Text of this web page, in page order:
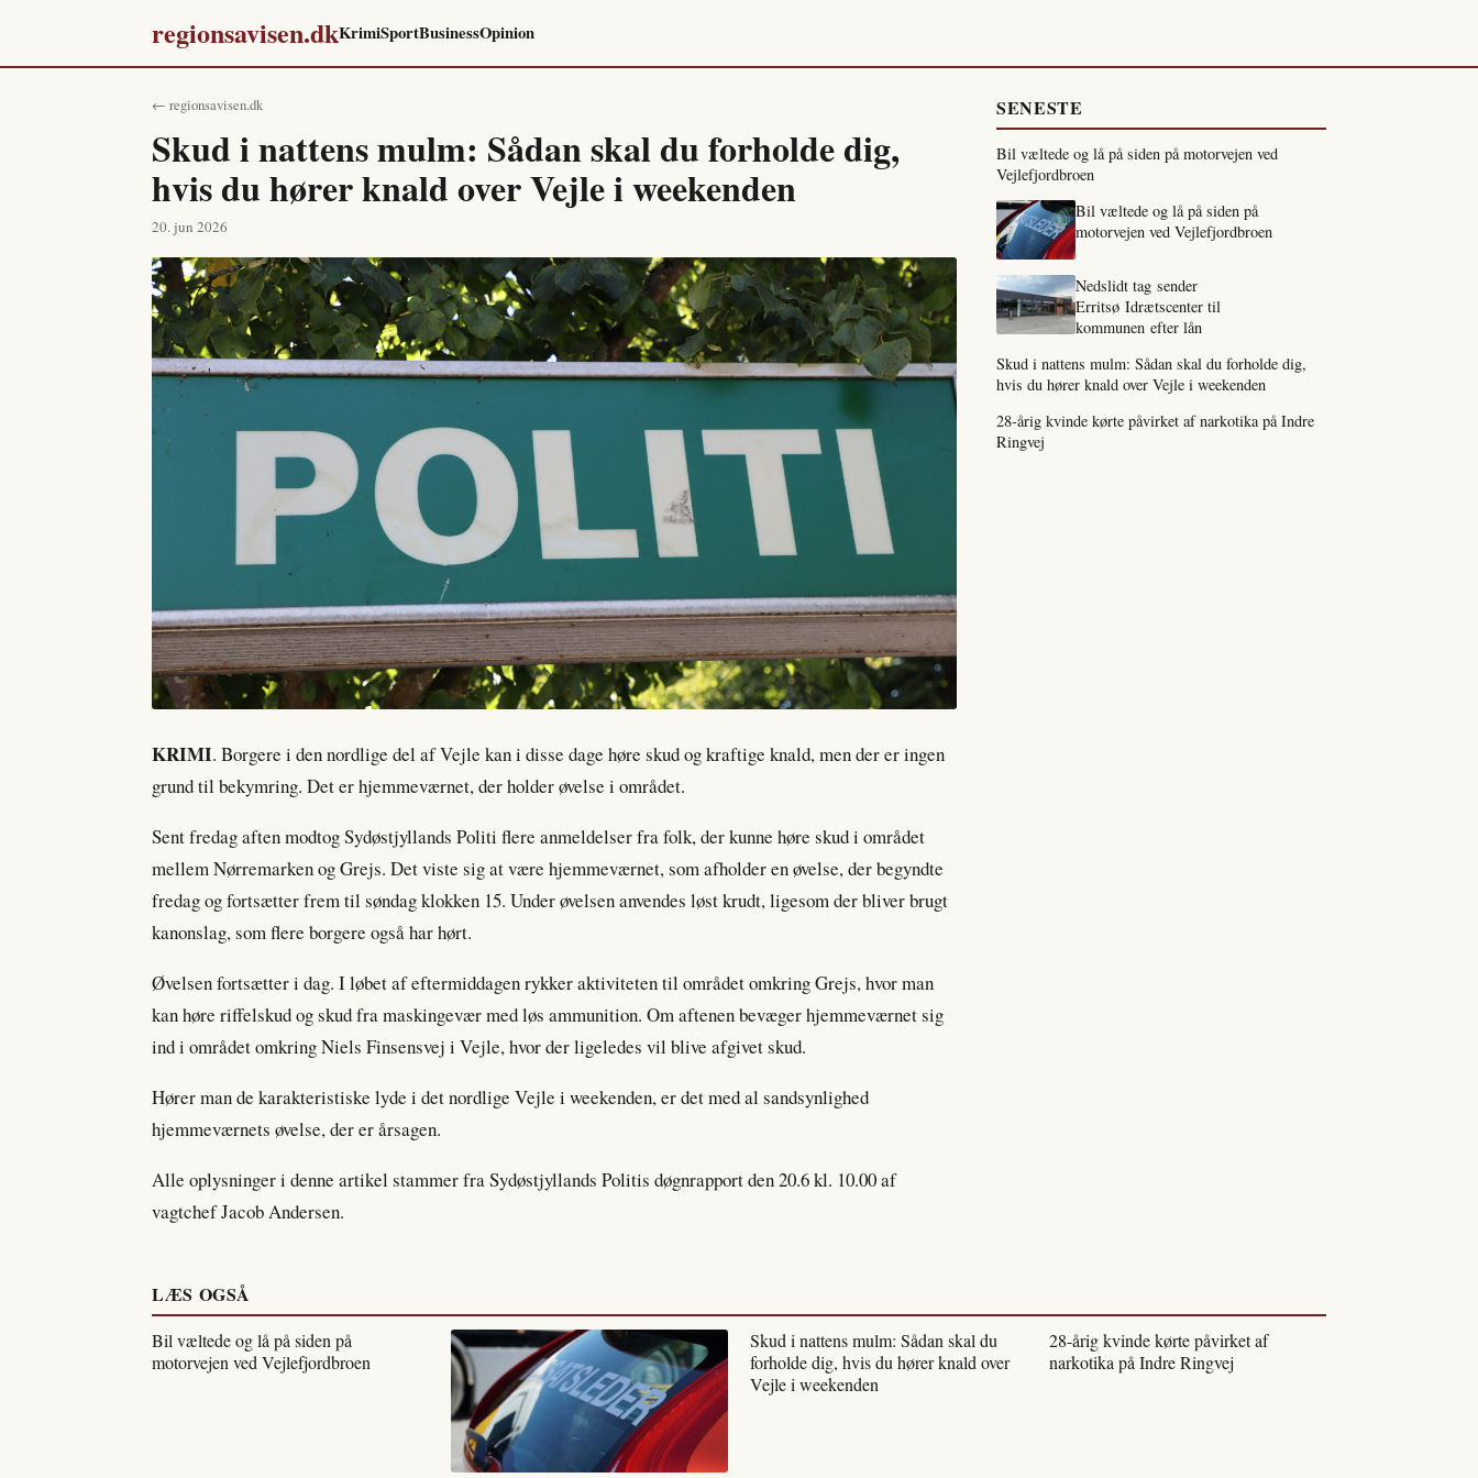
regionsavisen.dkKrimiSportBusinessOpinion
← regionsavisen.dk
Skud i nattens mulm: Sådan skal du forholde dig,
hvis du hører knald over Vejle i weekenden
20. jun 2026
KRIMI. Borgere i den nordlige del af Vejle kan i disse dage høre skud og kraftige knald, men der er ingen
grund til bekymring. Det er hjemmeværnet, der holder øvelse i området.
Sent fredag aften modtog Sydøstjyllands Politi flere anmeldelser fra folk, der kunne høre skud i området
mellem Nørremarken og Grejs. Det viste sig at være hjemmeværnet, som afholder en øvelse, der begyndte
fredag og fortsætter frem til søndag klokken 15. Under øvelsen anvendes løst krudt, ligesom der bliver brugt
kanonslag, som flere borgere også har hørt.
Øvelsen fortsætter i dag. I løbet af eftermiddagen rykker aktiviteten til området omkring Grejs, hvor man
kan høre riffelskud og skud fra maskingevær med løs ammunition. Om aftenen bevæger hjemmeværnet sig
ind i området omkring Niels Finsensvej i Vejle, hvor der ligeledes vil blive afgivet skud.
Hører man de karakteristiske lyde i det nordlige Vejle i weekenden, er det med al sandsynlighed
hjemmeværnets øvelse, der er årsagen.
Alle oplysninger i denne artikel stammer fra Sydøstjyllands Politis døgnrapport den 20.6 kl. 10.00 af
vagtchef Jacob Andersen.
SENESTE
Bil væltede og lå på siden på motorvejen ved
Vejlefjordbroen
Bil væltede og lå på siden på
motorvejen ved Vejlefjordbroen
Nedslidt tag sender
Erritsø Idrætscenter til
kommunen efter lån
Skud i nattens mulm: Sådan skal du forholde dig,
hvis du hører knald over Vejle i weekenden
28-årig kvinde kørte påvirket af narkotika på Indre
Ringvej
LÆS OGSÅ
Bil væltede og lå på siden på
motorvejen ved Vejlefjordbroen
Skud i nattens mulm: Sådan skal du
forholde dig, hvis du hører knald over
Vejle i weekenden
28-årig kvinde kørte påvirket af
narkotika på Indre Ringvej